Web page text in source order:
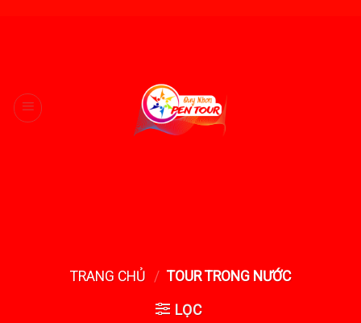
TRANG CHỦ / TOUR TRONG NƯỚC
LỌC